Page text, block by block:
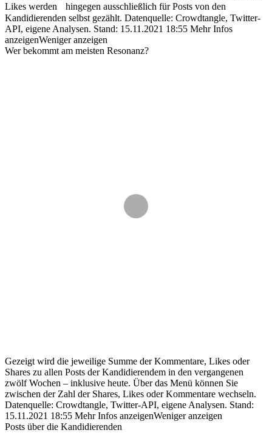
Likes werden hingegen ausschließlich für Posts von den
Kandidierenden selbst gezählt. Datenquelle: Crowdtangle, Twitter-
API, eigene Analysen. Stand: 15.11.2021 18:55 Mehr Infos
anzeigenWeniger anzeigen
Wer bekommt am meisten Resonanz?
Gezeigt wird die jeweilige Summe der Kommentare, Likes oder
Shares zu allen Posts der Kandidierendem in den vergangenen
zwölf Wochen – inklusive heute. Über das Menü können Sie
zwischen der Zahl der Shares, Likes oder Kommentare wechseln.
Datenquelle: Crowdtangle, Twitter-API, eigene Analysen. Stand:
15.11.2021 18:55 Mehr Infos anzeigenWeniger anzeigen
Posts über die Kandidierenden